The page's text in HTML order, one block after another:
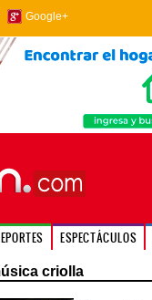
Google+
ESPECTÁCULOS
criolla